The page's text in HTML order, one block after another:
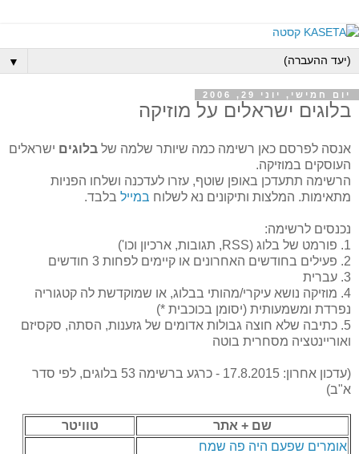
▼
יום חמישי, יוני 29, 2006
בלוגים ישראלים על מוזיקה
אנסה לפרסם כאן רשימה כמה שיותר שלמה של בלוגים ישראלים
העוסקים במוזיקה.
הרשימה תתעדכן באופן שוטף, עזרו לעדכנה ושלחו הפניות
מתאימות. המלצות ותיקונים נא לשלוח במייל בלבד.
נכנסים לרשימה:
1. פורמט של בלוג (RSS, תגובות, ארכיון וכו')
2. פעילים בחודשים האחרונים או קיימים לפחות 3 חודשים
3. עברית
4. מוזיקה נושא עיקרי/מהותי בבלוג, או שמוקדשת לה קטגוריה
נפרדת ומשמעותית (יסומן בכוכבית *)
5. כתיבה שלא חוצה גבולות אדומים של גזענות, הסתה, סקסיזם
ואוריינטציה מסחרית בוטה
(עדכון אחרון: 17.8.2015 - כרגע ברשימה 53 בלוגים, לפי סדר
א"ב)
שם + אתר
טוויטר
אומרים שפעם היה פה שמח